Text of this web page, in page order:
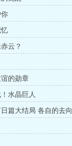
云？
的勋章
水晶巨人
篇大结局 各自的去向